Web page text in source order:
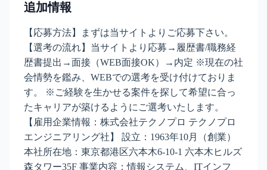
追加情報
【応募方法】まずは当サイトよりご応募下さい。
【選考の流れ】当サイトより応募→履歴書/職務経
歴書提出→面接（WEB面接OK）→内定 ※現在の社
会情勢を鑑み、WEBでの選考を受け付けておりま
す。 ※ご経験を生かせる案件を探して希望に合っ
たキャリアが築けるようにご選考いたします。
【雇用企業情報：株式会社テクノプロ テクノプロ
エンジニアリング社】 設立：1963年10月（創業）
本社所在地：東京都港区六本木6-10-1 六本木ヒルズ
森タワー35F 事業内容：情報システム、ITインフ